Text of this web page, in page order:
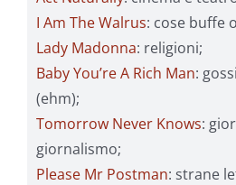
I Am The Walrus: cose buffe
Lady Madonna: religioni;
Baby You’re A Rich Man:
(ehm);
Tomorrow Never Knows:
giornalismo;
Please Mr Postman: strane